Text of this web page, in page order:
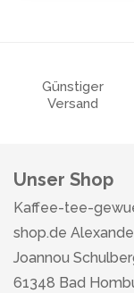
Günstiger
Versand
Unser Shop
Kaffee-tee-
shop.de
Joannou
61348 Bad